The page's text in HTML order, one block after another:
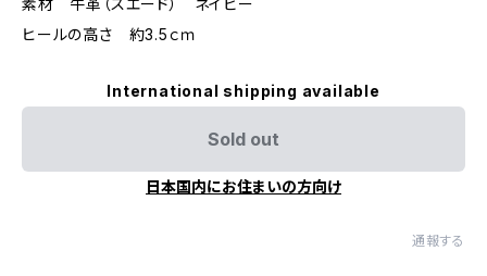
素材 牛革（スエード） ネイビー
ヒールの高さ 約3.5ｃｍ
International shipping available
Sold out
日本国内にお住まいの方向け
通報する